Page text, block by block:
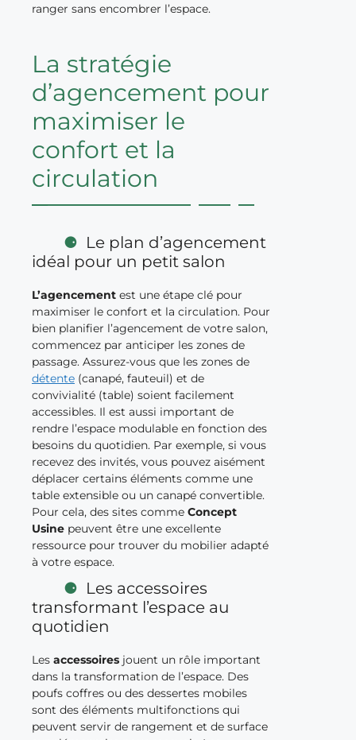
ranger sans encombrer l’espace.
La stratégie
d’agencement pour
maximiser le
confort et la
circulation
Le plan d’agencement
idéal pour un petit salon
L’agencement est une étape clé pour
maximiser le confort et la circulation. Pour
bien planifier l’agencement de votre salon,
commencez par anticiper les zones de
passage. Assurez-vous que les zones de
détente (canapé, fauteuil) et de
convivialité (table) soient facilement
accessibles. Il est aussi important de
rendre l’espace modulable en fonction des
besoins du quotidien. Par exemple, si vous
recevez des invités, vous pouvez aisément
déplacer certains éléments comme une
table extensible ou un canapé convertible.
Pour cela, des sites comme Concept
Usine peuvent être une excellente
ressource pour trouver du mobilier adapté
à votre espace.
Les accessoires
transformant l’espace au
quotidien
Les accessoires jouent un rôle important
dans la transformation de l’espace. Des
poufs coffres ou des dessertes mobiles
sont des éléments multifonctions qui
peuvent servir de rangement et de surface